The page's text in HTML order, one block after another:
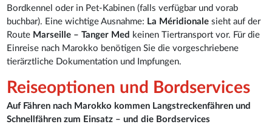
Bordkennel oder in Pet-Kabinen (falls verfügbar und vorab
buchbar). Eine wichtige Ausnahme: La Méridionale sieht auf der
Route Marseille – Tanger Med keinen Tiertransport vor. Für die
Einreise nach Marokko benötigen Sie die vorgeschriebene
tierärztliche Dokumentation und Impfungen.
Reiseoptionen und Bordservices
Auf Fähren nach Marokko kommen Langstreckenfähren und
Schnellfähren zum Einsatz – und die Bordservices